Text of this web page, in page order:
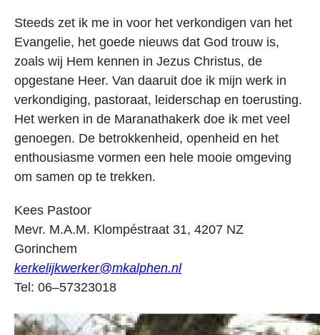
Steeds zet ik me in voor het verkondigen van het
Evangelie, het goede nieuws dat God trouw is,
zoals wij Hem kennen in Jezus Christus, de
opgestane Heer. Van daaruit doe ik mijn werk in
verkondiging, pastoraat, leiderschap en toerusting.
Het werken in de Maranathakerk doe ik met veel
genoegen. De betrokkenheid, openheid en het
enthousiasme vormen een hele mooie omgeving
om samen op te trekken.
Kees Pastoor
Mevr. M.A.M. Klompéstraat 31, 4207 NZ
Gorinchem
kerkelijkwerker@mkalphen.nl
Tel: 06–57323018